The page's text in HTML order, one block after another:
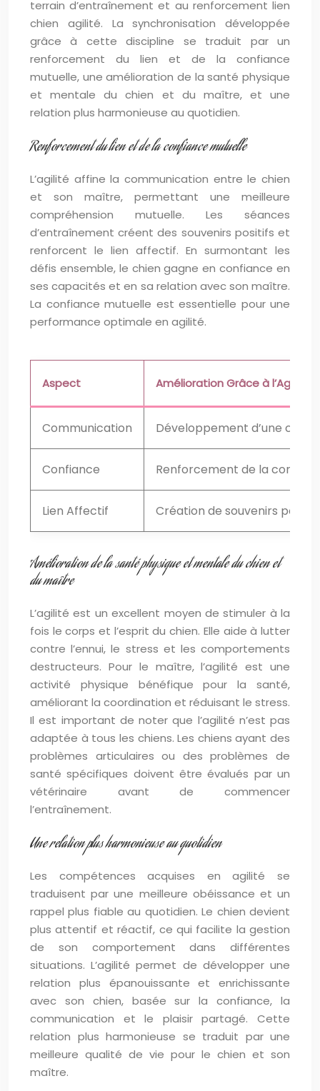
terrain d’entraînement et au renforcement lien
chien agilité. La synchronisation développée
grâce à cette discipline se traduit par un
renforcement du lien et de la confiance
mutuelle, une amélioration de la santé physique
et mentale du chien et du maître, et une
relation plus harmonieuse au quotidien.
Renforcement du lien et de la confiance mutuelle
L’agilité affine la communication entre le chien
et son maître, permettant une meilleure
compréhension mutuelle. Les séances
d’entraînement créent des souvenirs positifs et
renforcent le lien affectif. En surmontant les
défis ensemble, le chien gagne en confiance en
ses capacités et en sa relation avec son maître.
La confiance mutuelle est essentielle pour une
performance optimale en agilité.
Aspect Amélioration Grâce à l’Agilité
Communication Développement d’une
Confiance Renforcement de la
Lien Affectif Création de souvenirs
Amélioration de la santé physique et mentale du chien et
du maître
L’agilité est un excellent moyen de stimuler à la
fois le corps et l’esprit du chien. Elle aide à lutter
contre l’ennui, le stress et les comportements
destructeurs. Pour le maître, l’agilité est une
activité physique bénéfique pour la santé,
améliorant la coordination et réduisant le stress.
Il est important de noter que l’agilité n’est pas
adaptée à tous les chiens. Les chiens ayant des
problèmes articulaires ou des problèmes de
santé spécifiques doivent être évalués par un
vétérinaire avant de commencer
l’entraînement.
Une relation plus harmonieuse au quotidien
Les compétences acquises en agilité se
traduisent par une meilleure obéissance et un
rappel plus fiable au quotidien. Le chien devient
plus attentif et réactif, ce qui facilite la gestion
de son comportement dans différentes
situations. L’agilité permet de développer une
relation plus épanouissante et enrichissante
avec son chien, basée sur la confiance, la
communication et le plaisir partagé. Cette
relation plus harmonieuse se traduit par une
meilleure qualité de vie pour le chien et son
maître.